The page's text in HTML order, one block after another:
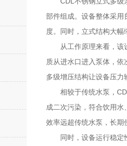
部件组成。设备整体采
度。同时，立式结构大
从工作原理来看，该设
质从进水口进入泵体，
多级增压结构让设备压
相较于传统水泵，CDL
成二次污染，符合饮用
效率远超传统水泵，长
同时，设备运行稳定性